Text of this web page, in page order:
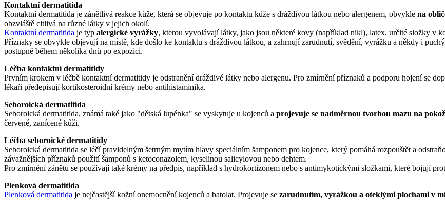
Kontaktní dermatitida
Kontaktní dermatitida je zánětlivá reakce kůže, která se objevuje po kontaktu kůže s dráždivou látkou nebo alergenem, obvykle na
obzvláště citlivá na různé látky v jejich okolí.
Kontaktní dermatitida je typ alergické vyrážky, kterou vyvolávají látky, jako jsou některé kovy (například nikl), latex, určité složky v
Příznaky se obvykle objevují na místě, kde došlo ke kontaktu s dráždivou látkou, a zahrnují zarudnutí, svědění, vyrážku a někdy i
postupně během několika dnů po expozici.
Léčba kontaktní dermatitidy
Prvním krokem v léčbě kontaktní dermatitidy je odstranění dráždivé látky nebo alergenu. Pro zmírnění příznaků a podporu hojení se
lékaři předepisují kortikosteroidní krémy nebo antihistaminika.
Seboroická dermatitida
Seboroická dermatitida, známá také jako "dětská lupénka" se vyskytuje u kojenců a projevuje se nadměrnou tvorbou mazu na
červené, zanícené kůži.
Léčba seboroické dermatitidy
Seboroická dermatitida se léčí pravidelným šetrným mytím hlavy speciálním šamponem pro kojence, který pomáhá rozpouštět a
závažnějších příznaků použití šamponů s ketoconazolem, kyselinou salicylovou nebo dehtem.
Pro zmírnění zánětu se používají také krémy na předpis, například s hydrokortizonem nebo s antimykotickými složkami, které bojují
Plenková dermatitida
Plenková dermatitida je nejčastější kožní onemocnění kojenců a batolat. Projevuje se zarudnutím, vyrážkou a oteklými plochami v